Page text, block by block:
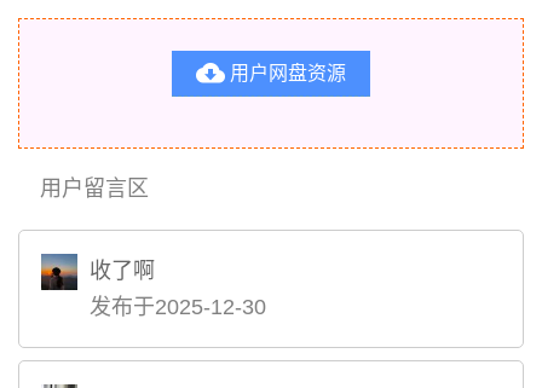
 用户网盘资源
用户留言区
收了啊
发布于2025-12-30